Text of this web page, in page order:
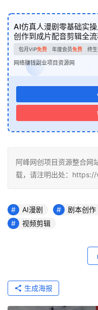
AI仿真人漫剧零基础实
创作到成片配音剪辑全
包月VIP免费 年度会员免费 终
网络赚钱副业项目资源网
阿峰网创项目资源整合网
载，请注明出处：
AI漫剧 剧本创作
视频剪辑
生成海报